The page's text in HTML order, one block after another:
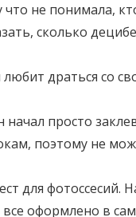
что не понимала,
сколько
драться со
просто
поэтому не
для
все оформлено в